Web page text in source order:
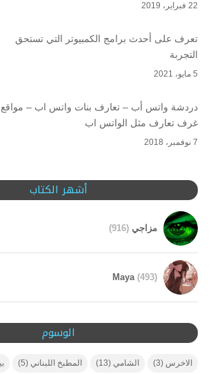
22 فبراير، 2019
تعرف على أحدث برامج الكمبيوتر التي تستحق
التجربة
5 مايو، 2021
دردشة واتس أب – تعارف بنات واتس اب – مواقع
غرف تعارف مثل الواتس اب
7 نوفمبر، 2018
أشهر الكتاب
مزاجي (916)
Maya (493)
الوسوم
الاخرس (3) الشامي (13) المطبخ اللبناني (5)